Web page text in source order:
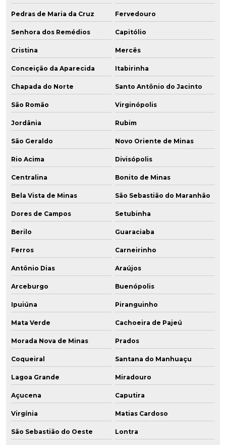
Pedras de Maria da Cruz Fervedouro
Senhora dos Remédios Capitólio
Cristina Mercês
Conceição da Aparecida Itabirinha
Chapada do Norte Santo Antônio do Jacinto
São Romão Virginópolis
Jordânia Rubim
São Geraldo Novo Oriente de Minas
Rio Acima Divisópolis
Centralina Bonito de Minas
Bela Vista de Minas São Sebastião do Maranhão
Dores de Campos Setubinha
Berilo Guaraciaba
Ferros Carneirinho
Antônio Dias Araújos
Arceburgo Buenópolis
Ipuiúna Piranguinho
Mata Verde Cachoeira de Pajeú
Morada Nova de Minas Prados
Coqueiral Santana do Manhuaçu
Lagoa Grande Miradouro
Açucena Caputira
Virgínia Matias Cardoso
São Sebastião do Oeste Lontra